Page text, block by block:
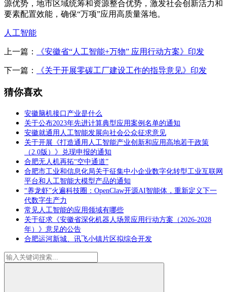
源优势，地市区域统筹和资源整合优势，激发社会创新活力和
要素配置效能，确保“万项”应用高质量落地。
人工智能
上一篇： 《安徽省“人工智能+万物” 应用行动方案》印发
下一篇： 《关于开展零碳工厂建设工作的指导意见》印发
猜你喜欢
安徽脑机接口产业是什么
关于公布2023年先进计算典型应用案例名单的通知
安徽就通用人工智能发展向社会公众征求意见
关于开展《打造通用人工智能产业创新和应用高地若干政策
（2.0版）》兑现申报的通知
合肥无人机再拓“空中通道”
合肥市工业和信息化局关于征集中小企业数字化转型工业互联网
平台和人工智能大模型产品的通知
“养龙虾”火遍科技圈：OpenClaw开源AI智能体，重新定义下一
代数字生产力
常见人工智能的应用领域有哪些
关于征求《安徽省深化机器人场景应用行动方案（2026-2028
年）》意见的公告
合肥运河新城、讯飞小镇片区拟综合开发